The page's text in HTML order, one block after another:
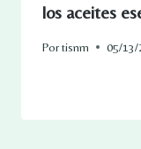
los aceites
Portisnm 05/13/